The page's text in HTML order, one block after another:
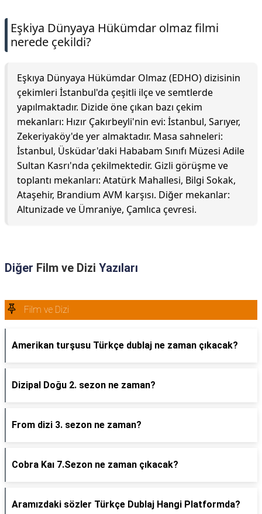
Eşkiya Dünyaya Hükümdar olmaz filmi
nerede çekildi?
Eşkıya Dünyaya Hükümdar Olmaz (EDHO) dizisinin
çekimleri İstanbul'da çeşitli ilçe ve semtlerde
yapılmaktadır. Dizide öne çıkan bazı çekim
mekanları: Hızır Çakırbeyli'nin evi: İstanbul, Sarıyer,
Zekeriyaköy'de yer almaktadır. Masa sahneleri:
İstanbul, Üsküdar'daki Hababam Sınıfı Müzesi Adile
Sultan Kasrı'nda çekilmektedir. Gizli görüşme ve
toplantı mekanları: Atatürk Mahallesi, Bilgi Sokak,
Ataşehir, Brandium AVM karşısı. Diğer mekanlar:
Altunizade ve Ümraniye, Çamlıca çevresi.
Diğer Film ve Dizi Yazıları
Film ve Dizi
Amerikan turşusu Türkçe dublaj ne zaman çıkacak?
Dizipal Doğu 2. sezon ne zaman?
From dizi 3. sezon ne zaman?
Cobra Kaı 7.Sezon ne zaman çıkacak?
Aramızdaki sözler Türkçe Dublaj Hangi Platformda?